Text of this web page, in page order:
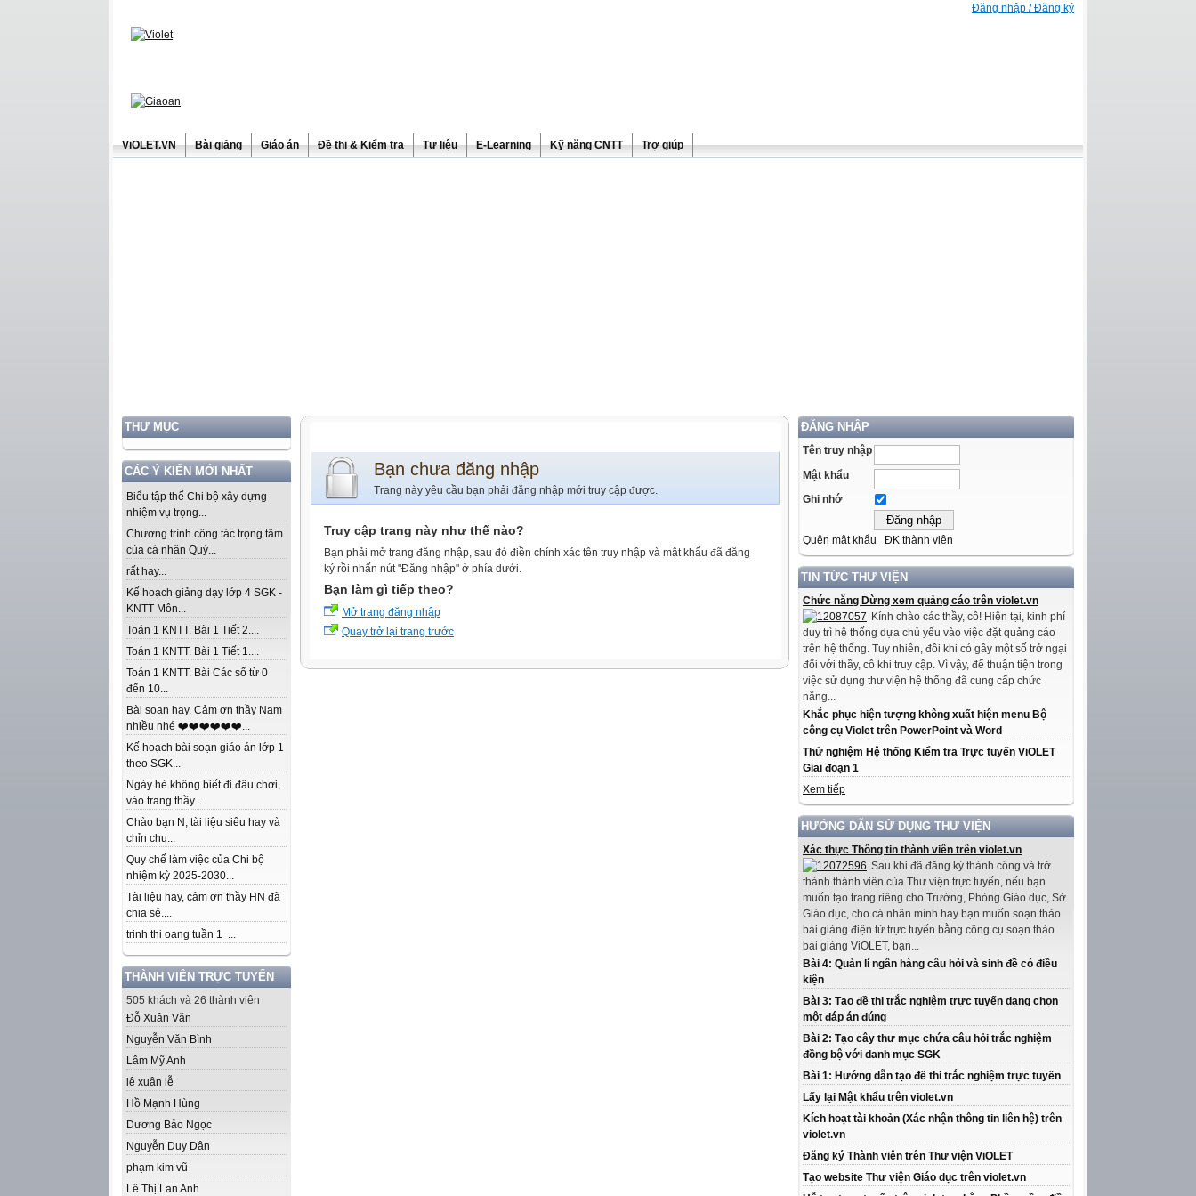
Đăng nhập / Đăng ký
ViOLET.VN Bài giảng Giáo án Đề thi & Kiểm tra Tư liệu E-Learning Kỹ năng CNTT Trợ giúp
THƯ MỤC
CÁC Ý KIẾN MỚI NHẤT
Biểu tập thể Chi bộ xây dựng
nhiệm vụ trọng...
Chương trình công tác trọng tâm
của cá nhân Quý...
rất hay...
Kế hoạch giảng dạy lớp 4 SGK -
KNTT Môn...
Toán 1 KNTT. Bài 1 Tiết 2....
Toán 1 KNTT. Bài 1 Tiết 1....
Toán 1 KNTT. Bài Các số từ 0
đến 10...
Bài soạn hay. Cảm ơn thầy Nam
nhiều nhé ❤️❤️❤️❤️❤️❤️...
Kế hoạch bài soạn giáo án lớp 1
theo SGK...
Ngày hè không biết đi đâu chơi,
vào trang thầy...
Chào bạn N, tài liệu siêu hay và
chỉn chu...
Quy chế làm việc của Chi bộ
nhiệm kỳ 2025-2030...
Tài liệu hay, cảm ơn thầy HN đã
chia sẻ....
trinh thi oang tuần 1 ...
THÀNH VIÊN TRỰC TUYẾN
505 khách và 26 thành viên
Đỗ Xuân Văn
Nguyễn Văn Bình
Lâm Mỹ Anh
lê xuân lễ
Hồ Mạnh Hùng
Dương Bảo Ngọc
Nguyễn Duy Dân
phạm kim vũ
Lê Thị Lan Anh
ĐĂNG NHẬP
Tên truy nhập
Mật khẩu
Ghi nhớ
Quên mật khẩu ĐK thành viên
TIN TỨC THƯ VIỆN
Chức năng Dừng xem quảng cáo trên violet.vn
Kính chào các thầy, cô! Hiện tại, kinh phí
duy trì hệ thống dựa chủ yếu vào việc đặt quảng cáo
trên hệ thống. Tuy nhiên, đôi khi có gây một số trở ngại
đối với thầy, cô khi truy cập. Vì vậy, để thuận tiện trong
việc sử dụng thư viện hệ thống đã cung cấp chức
năng...
Khắc phục hiện tượng không xuất hiện menu Bộ
công cụ Violet trên PowerPoint và Word
Thử nghiệm Hệ thống Kiểm tra Trực tuyến ViOLET
Giai đoạn 1
Xem tiếp
HƯỚNG DẪN SỬ DỤNG THƯ VIỆN
Xác thực Thông tin thành viên trên violet.vn
Sau khi đã đăng ký thành công và trở
thành thành viên của Thư viện trực tuyến, nếu bạn
muốn tạo trang riêng cho Trường, Phòng Giáo dục, Sở
Giáo dục, cho cá nhân mình hay bạn muốn soạn thảo
bài giảng điện tử trực tuyến bằng công cụ soạn thảo
bài giảng ViOLET, bạn...
Bài 4: Quản lí ngân hàng câu hỏi và sinh đề có điều
kiện
Bài 3: Tạo đề thi trắc nghiệm trực tuyến dạng chọn
một đáp án đúng
Bài 2: Tạo cây thư mục chứa câu hỏi trắc nghiệm
đồng bộ với danh mục SGK
Bài 1: Hướng dẫn tạo đề thi trắc nghiệm trực tuyến
Lấy lại Mật khẩu trên violet.vn
Kích hoạt tài khoản (Xác nhận thông tin liên hệ) trên
violet.vn
Đăng ký Thành viên trên Thư viện ViOLET
Tạo website Thư viện Giáo dục trên violet.vn
Bạn chưa đăng nhập
Trang này yêu cầu bạn phải đăng nhập mới truy cập được.
Truy cập trang này như thế nào?
Bạn phải mở trang đăng nhập, sau đó điền chính xác tên truy nhập và mật khẩu đã đăng
ký rồi nhấn nút "Đăng nhập" ở phía dưới.
Bạn làm gì tiếp theo?
Mở trang đăng nhập
Quay trở lại trang trước